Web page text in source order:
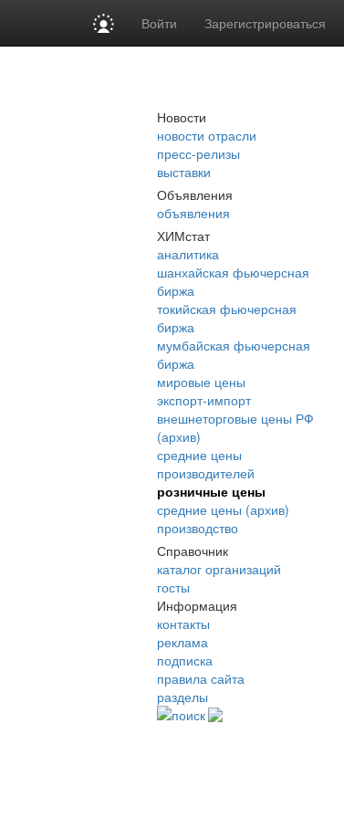
Войти Зарегистрироваться
Новости
новости отрасли
пресс-релизы
выставки
Объявления
объявления
ХИМстат
аналитика
шанхайская фьючерсная
биржа
токийская фьючерсная
биржа
мумбайская фьючерсная
биржа
мировые цены
экспорт-импорт
внешнеторговые цены РФ
(архив)
средние цены
производителей
розничные цены
средние цены (архив)
производство
Справочник
каталог организаций
госты
Информация
контакты
реклама
подписка
правила сайта
разделы
поиск